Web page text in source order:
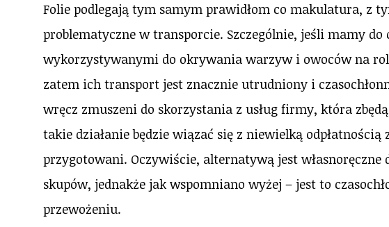
Folie podlegają tym samym prawidłom co makulatura, z
problematyczne w transporcie. Szczególnie, jeśli mamy
wykorzystywanymi do okrywania warzyw i owoców na
zatem ich transport jest znacznie utrudniony i
wręcz zmuszeni do skorzystania z usług firmy, która
takie działanie będzie wiązać się z niewielką odpłatnością
przygotowani. Oczywiście, alternatywą jest
skupów, jednakże jak wspomniano wyżej – jest to
przewożeniu.